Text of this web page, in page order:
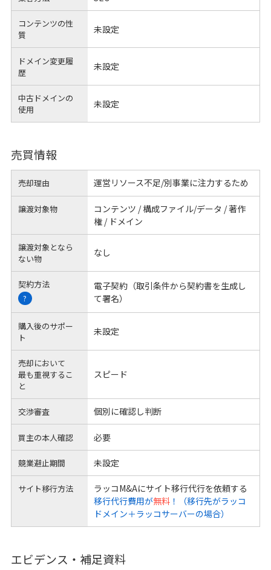
コンテンツの性
質
未設定
ドメイン変更履
歴
未設定
中古ドメインの
使用
未設定
売買情報
売却理由 運営リソース不足/別事業に注力するため
譲渡対象物
コンテンツ / 構成ファイル/データ / 著作
権 / ドメイン
譲渡対象となら
ない物
なし
契約方法
?
電子契約（取引条件から契約書を生成し
て署名）
購入後のサポー
ト
未設定
売却において
最も重視するこ
と
スピード
交渉審査 個別に確認し判断
買主の本人確認 必要
競業避止期間 未設定
サイト移行方法
ラッコM&Aにサイト移行代行を依頼する
移行代行費用が無料！（移行先がラッコ
ドメイン＋ラッコサーバーの場合）
エビデンス・補足資料